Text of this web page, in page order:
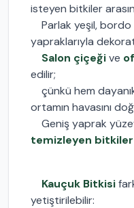
isteyen bitkiler
Parlak yeşil, bordo
yapraklarıyla
Salon çiçeğive
edilir;
çünkü hem
ortamın havasını
Geniş yaprak
temizleyen bitkiler
Kauçuk Bitkisi
yetiştirilebilir: